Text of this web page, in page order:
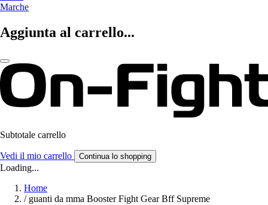
Marche
Aggiunta al carrello...
Subtotale carrello
Vedi il mio carrello Continua lo shopping
Loading...
Home
/ guanti da mma Booster Fight Gear Bff Supreme